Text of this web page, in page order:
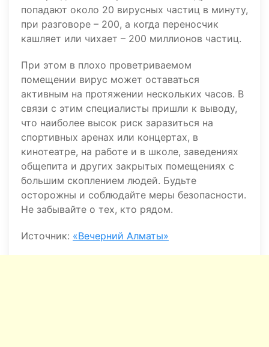
попадают около 20 вирусных частиц в минуту,
при разговоре – 200, а когда переносчик
кашляет или чихает – 200 миллионов частиц.
При этом в плохо проветриваемом
помещении вирус может оставаться
активным на протяжении нескольких часов. В
связи с этим специалисты пришли к выводу,
что наиболее высок риск заразиться на
спортивных аренах или концертах, в
кинотеатре, на работе и в школе, заведениях
общепита и других закрытых помещениях с
большим скоплением людей. Будьте
осторожны и соблюдайте меры безопасности.
Не забывайте о тех, кто рядом.
Источник: «Вечерний Алматы»